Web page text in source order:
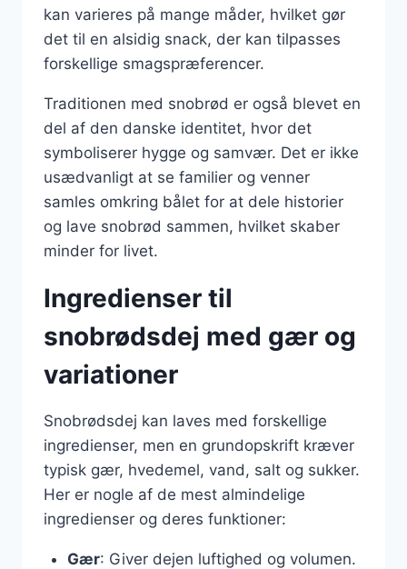
kan varieres på mange måder, hvilket gør
det til en alsidig snack, der kan tilpasses
forskellige smagspræferencer.
Traditionen med snobrød er også blevet en
del af den danske identitet, hvor det
symboliserer hygge og samvær. Det er ikke
usædvanligt at se familier og venner
samles omkring bålet for at dele historier
og lave snobrød sammen, hvilket skaber
minder for livet.
Ingredienser til
snobrødsdej med gær og
variationer
Snobrødsdej kan laves med forskellige
ingredienser, men en grundopskrift kræver
typisk gær, hvedemel, vand, salt og sukker.
Her er nogle af de mest almindelige
ingredienser og deres funktioner:
Gær: Giver dejen luftighed og volumen.